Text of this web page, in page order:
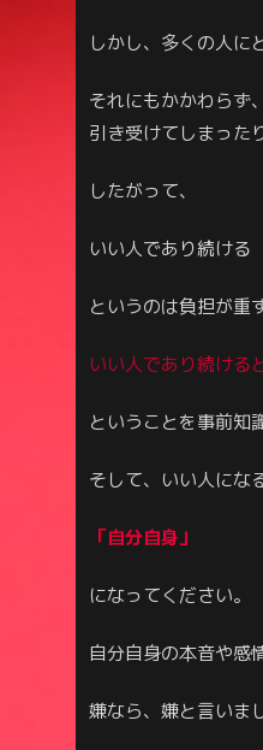
しかし、多くの人に
それにもかかわらず
引き受けてしまった
したがって、
いい人であり続ける
というのは負担が重
いい人であり続ける
ということを事前知
そして、いい人にな
「自分自身」
になってください。
自分自身の本音や感
嫌なら、嫌と言いま